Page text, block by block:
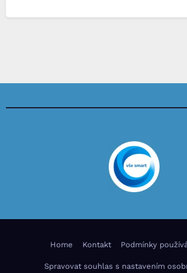
Home Kontakt Podmínky
Spravovat souhlas s nastavením